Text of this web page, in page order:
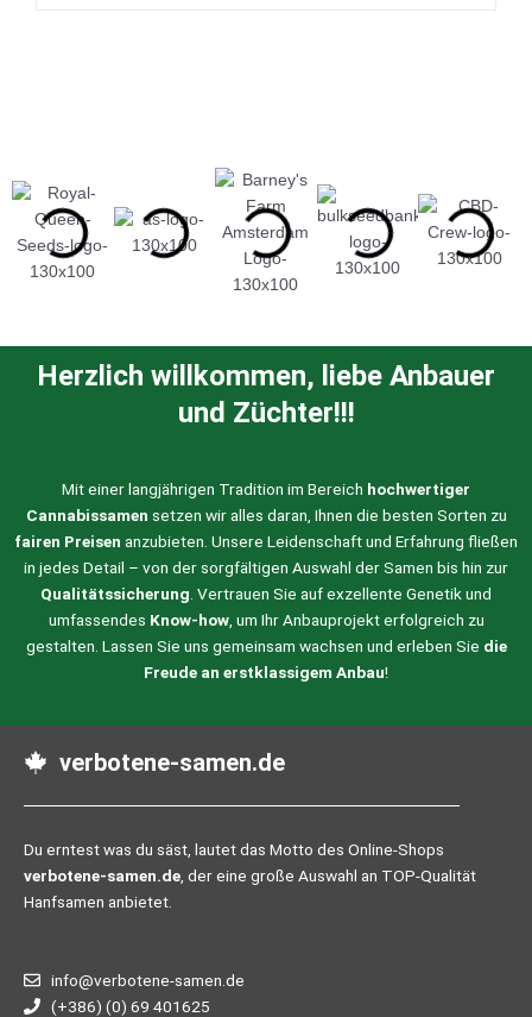
Herzlich willkommen, liebe Anbauer
und Züchter!!!
Mit einer langjährigen Tradition im Bereich hochwertiger
Cannabissamen setzen wir alles daran, Ihnen die besten Sorten zu
fairen Preisen anzubieten. Unsere Leidenschaft und Erfahrung fließen
in jedes Detail – von der sorgfältigen Auswahl der Samen bis hin zur
Qualitätssicherung . Vertrauen Sie auf exzellente Genetik und
umfassendes Know-how, um Ihr Anbauprojekt erfolgreich zu
gestalten. Lassen Sie uns gemeinsam wachsen und erleben Sie die
Freude an erstklassigem Anbau!
verbotene-samen.de
Du erntest was du säst, lautet das Motto des Online-Shops
verbotene-samen.de , der eine große Auswahl an TOP-Qualität
Hanfsamen anbietet.
info@verbotene-samen.de
(+386) (0) 69 401625